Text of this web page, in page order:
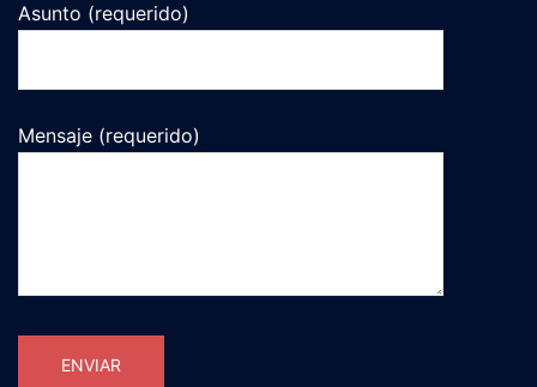
Asunto (requerido)
Mensaje (requerido)